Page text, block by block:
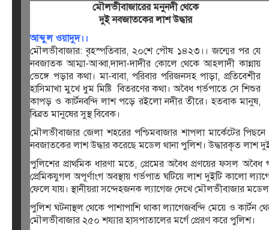
মৌলভীবাজারের মনুনদী থেকে
দুই নবজাতকের লাশ উদ্ধার
আব্দুল ওয়াদুদ।।
মৌলভীবাজার: বৃহস্পতিবার, ২০শে পৌষ ১৪২৩।। জন্মের পর যে
নবজাতক আম্মা-আব্বা,দাদা-দাদীর কোলে থেকে আহলাদী কান্নায়
ভেঙ্গে পড়ার কথা। মা-বাবা, পরিবার পরিজনসহ পাড়া, প্রতিবেশীর
হাসিমাখা মুখে ধুম মিষ্টি বিতরণের কথা। অবৈধ গর্ভপাতে সে শিশুর
কাপড় ও কার্টনবন্দি লাশ পড়ে রইলো নদীর তীরে। হতবাক মানুষ,
বিব্রত মানুষের সুস্থ বিবেক।
মৌলভীবাজার জেলা শহরের পশ্চিমবাজার শাপলা মার্কেটের
নবজাতকের লাশ উদ্ধার করেছে মডেল থানা পুলিশ। উদ্ধারকৃত লাশ
পুলিশের প্রাথমিক ধারণা মতে, প্রেমের অবৈধ প্রণয়ের ফসল অবৈধ
প্রেমিকযুগল অপূর্ণাংগ অবস্থায় গর্ভপাত ঘটিয়ে লাশ দুইটি কালো
ফেলে যায়। স্থানীয়রা সন্দেহজনক ল্যাগেজ দেখে মৌলভীবাজার মডেল
পুলিশ ঘটনাস্থল থেকে পাশাপাশি থাকা ল্যাগেজবন্দি মেয়ে ও কার্টন
মৌলভীবাজার ২৫০ শয্যার হাসপাতালের মর্গে প্রেরণ করে পুলিশ।